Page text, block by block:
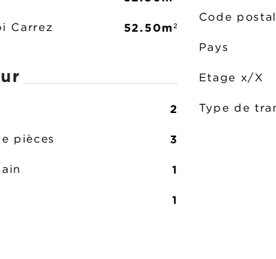
Carrez 52.50m²
2
pièces 3
1
1
Code postal
Pays
Etage x/X
Type de